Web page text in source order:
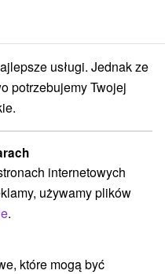
widokowe - Zapora Orawska
Orawska
Przejdź do
usługi. Jednak ze
potrzebujemy Twojej
internetowych
używamy plików
.
które mogą być